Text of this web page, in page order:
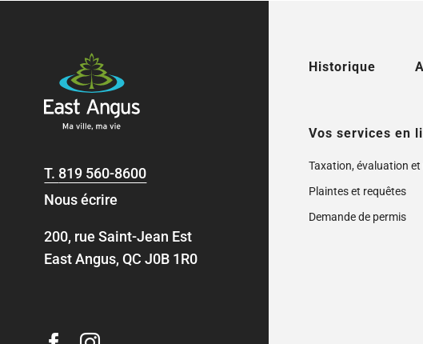
T. 819 560-8600
Nous écrire
200, rue Saint-Jean Est
East Angus, QC J0B 1R0
Historique
Vos services en
Taxation, évaluation
Plaintes et requêtes
Demande de permis